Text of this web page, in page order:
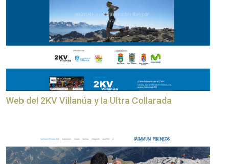
Web del 2KV Villanúa y la Ultra Collarada